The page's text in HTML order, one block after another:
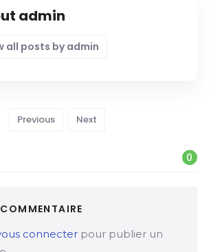
admin
all posts by admin
Previous Next
0
connecter pour publier un